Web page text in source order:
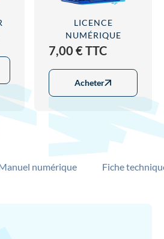
LICENCE
NUMÉRIQUE
7,00 € TTC
Acheter
numérique Fiche